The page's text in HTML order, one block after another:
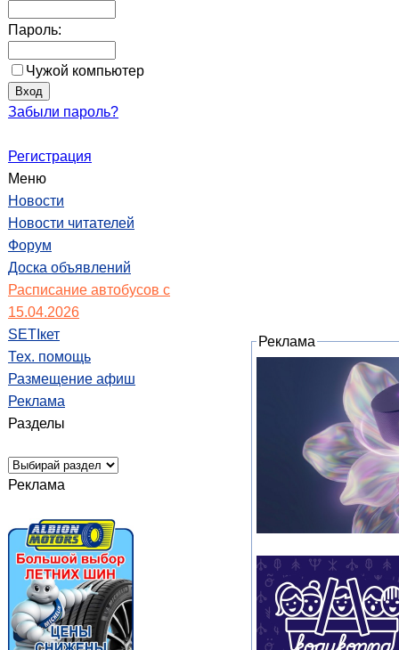
Пароль:
Чужой компьютер
Забыли пароль?
Регистрация
Меню
Новости
Новости читателей
Форум
Доска объявлений
Расписание автобусов с
15.04.2026
SETIкет
Тех. помощь
Размещение афиш
Реклама
Разделы
Реклама
Реклама